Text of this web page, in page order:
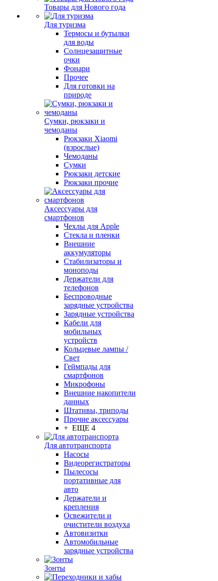
Товары для Нового года
Для туризма
Термосы и бутылки
для воды
Солнцезащитные
очки
Фонари
Прочее
Для готовки на
природе
Сумки, рюкзаки и
чемоданы
Рюкзаки Xiaomi
(взрослые)
Чемоданы
Сумки
Рюкзаки детские
Рюкзаки прочие
Аксессуары для
смартфонов
Чехлы для Apple
Стекла и пленки
Внешние
аккумуляторы
Стабилизаторы и
моноподы
Держатели для
телефонов
Беспроводные
зарядные устройства
Зарядные устройства
Кабели для
мобильных
устройств
Кольцевые лампы /
Свет
Геймпады для
смартфонов
Микрофоны
Внешние накопители
данных
Штативы, триподы
Прочие аксессуары
+ ЕЩЕ 4
Для автотранспорта
Насосы
Видеорегистраторы
Пылесосы
портативные для
авто
Держатели и
крепления
Освежители и
очистители воздуха
Автовизитки
Автомобильные
зарядные устройства
Зонты